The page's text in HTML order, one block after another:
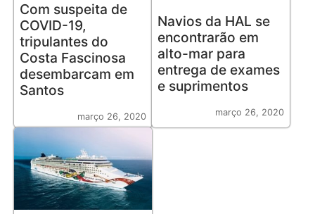
Com suspeita de
COVID-19,
tripulantes do
Costa Fascinosa
desembarcam em
Santos
março 26, 2020
Navios da HAL se
encontrarão em
alto-mar para
entrega de exames
e suprimentos
março 26, 2020